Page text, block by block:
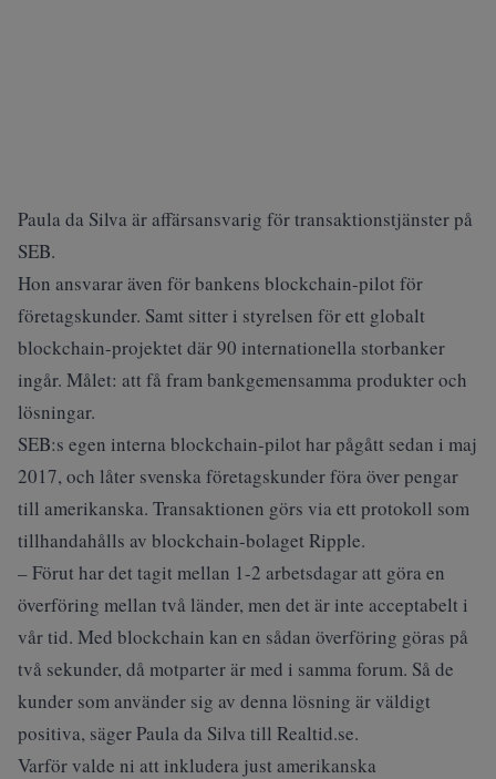
Paula da Silva är affärsansvarig för transaktionstjänster på
SEB.
Hon ansvarar även för bankens blockchain-pilot för
företagskunder. Samt sitter i styrelsen för ett globalt
blockchain-projektet där 90 internationella storbanker
ingår. Målet: att få fram bankgemensamma produkter och
lösningar.
SEB:s egen interna blockchain-pilot har pågått sedan i maj
2017, och låter svenska företagskunder föra över pengar
till amerikanska. Transaktionen görs via ett protokoll som
tillhandahålls av blockchain-bolaget Ripple.
– Förut har det tagit mellan 1-2 arbetsdagar att göra en
överföring mellan två länder, men det är inte acceptabelt i
vår tid. Med blockchain kan en sådan överföring göras på
två sekunder, då motparter är med i samma forum. Så de
kunder som använder sig av denna lösning är väldigt
positiva, säger Paula da Silva till Realtid.se.
Varför valde ni att inkludera just amerikanska